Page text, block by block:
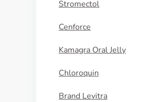
Stromectol
Cenforce
Kamagra Oral Jelly
Chloroquin
Brand Levitra